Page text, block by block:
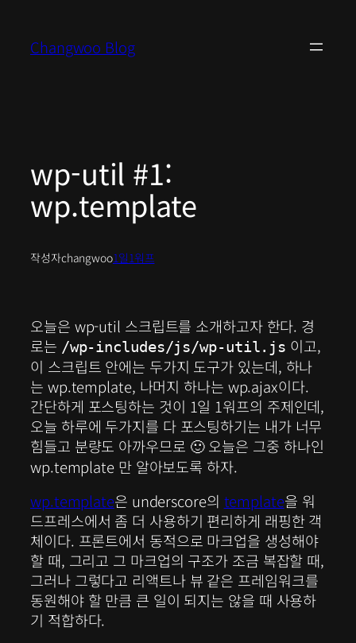
Changwoo Blog
wp-util #1:
wp.template
작성자changwoo1일1워프
오늘은 wp-util 스크립트를 소개하고자 한다. 경
로는 /wp-includes/js/wp-util.js 이고,
이 스크립트 안에는 두가지 도구가 있는데, 하나
는 wp.template, 나머지 하나는 wp.ajax이다.
간단하게 포스팅하는 것이 1일 1워프의 주제인데,
오늘 하루에 두가지를 다 포스팅하기는 내가 너무
힘들고 분량도 아까우므로 🙂오늘은 그중 하나인
wp.template 만 알아보도록 하자.
wp.template은 underscore의 template을 워
드프레스에서 좀 더 사용하기 편리하게 래핑한 객
체이다. 프론트에서 동적으로 마크업을 생성해야
할 때, 그리고 그 마크업의 구조가 조금 복잡할 때,
그러나 그렇다고 리액트나 뷰 같은 프레임워크를
동원해야 할 만큼 큰 일이 되지는 않을 때 사용하
기 적합하다.